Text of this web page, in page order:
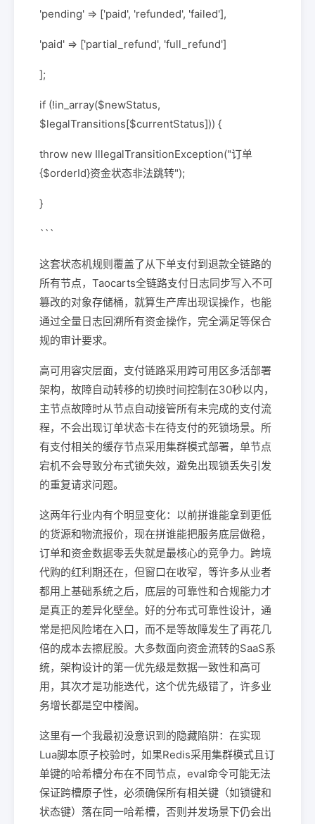
'pending' => ['paid', 'refunded', 'failed'],
'paid' => ['partial_refund', 'full_refund']
];
if (!in_array($newStatus,
$legalTransitions[$currentStatus])) {
throw new IllegalTransitionException("订单
{$orderId}资金状态非法跳转");
}
```
这套状态机规则覆盖了从下单支付到退款全链路的
所有节点，Taocarts全链路支付日志同步写入不可
篡改的对象存储桶，就算生产库出现误操作，也能
通过全量日志回溯所有资金操作，完全满足等保合
规的审计要求。
高可用容灾层面，支付链路采用跨可用区多活部署
架构，故障自动转移的切换时间控制在30秒以内，
主节点故障时从节点自动接管所有未完成的支付流
程，不会出现订单状态卡在待支付的死锁场景。所
有支付相关的缓存节点采用集群模式部署，单节点
宕机不会导致分布式锁失效，避免出现锁丢失引发
的重复请求问题。
这两年行业内有个明显变化：以前拼谁能拿到更低
的货源和物流报价，现在拼谁能把服务底层做稳，
订单和资金数据零丢失就是最核心的竞争力。跨境
代购的红利期还在，但窗口在收窄，等许多从业者
都用上基础系统之后，底层的可靠性和合规能力才
是真正的差异化壁垒。好的分布式可靠性设计，通
常是把风险堵在入口，而不是等故障发生了再花几
倍的成本去擦屁股。大多数面向资金流转的SaaS系
统，架构设计的第一优先级是数据一致性和高可
用，其次才是功能迭代，这个优先级错了，许多业
务增长都是空中楼阁。
这里有一个我最初没意识到的隐藏陷阱：在实现
Lua脚本原子校验时，如果Redis采用集群模式且订
单键的哈希槽分布在不同节点，eval命令可能无法
保证跨槽原子性，必须确保所有相关键（如锁键和
状态键）落在同一哈希槽，否则并发场景下仍会出